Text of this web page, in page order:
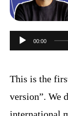
Audiospeler
00:00
This is the
version”. We